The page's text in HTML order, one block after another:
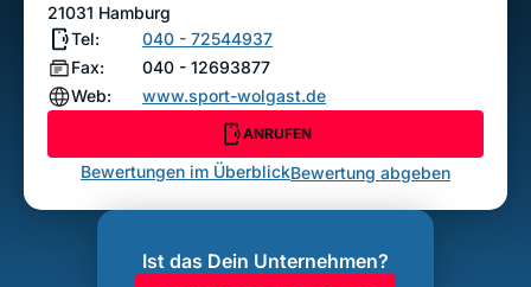
21031 Hamburg
Tel:
040 - 72544937
Fax:
040 - 12693877
Web:
www.sport-wolgast.de
ANRUFEN
Bewertungen im ÜberblickBewertung abgeben
Ist das Dein Unternehmen?